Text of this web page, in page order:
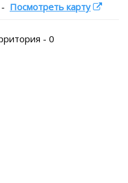
Посмотреть карту